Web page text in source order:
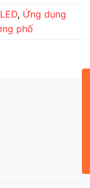
, Ứng dụng
phố